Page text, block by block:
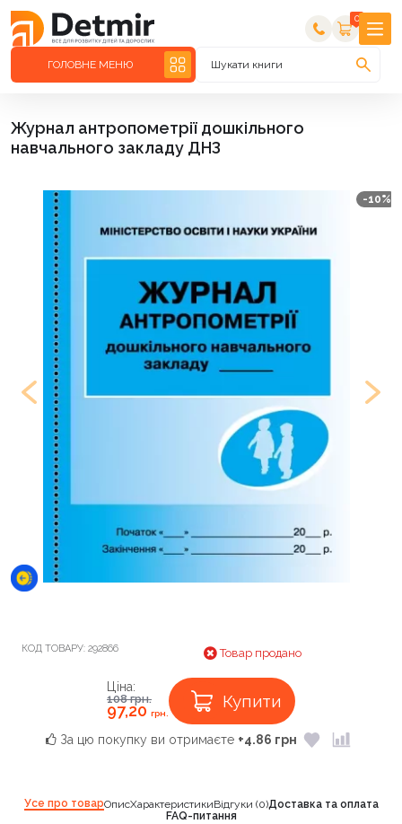
0
ГОЛОВНЕ МЕНЮ Шукати книги
Журнал антропометрії дошкільного
навчального закладу ДНЗ
-10%
КОД ТОВАРУ: 292866 Товар продано
Ціна:
108грн.
97,20 грн.
Купити
За цю покупку ви отримаєте +4.86 грн
Усе про товарОписХарактеристикиВідгуки (0)Доставка та оплата
FAQ-питання